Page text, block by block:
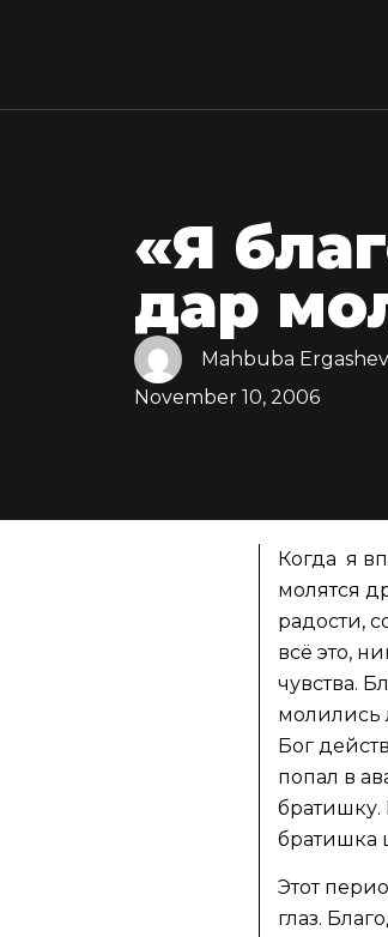
«Я
дар
Mahbuba
November 10, 2006
Когда я
молятся
радости,
всё это,
чувства.
молились
Бог
попал в
братишка
Этот
глаз.